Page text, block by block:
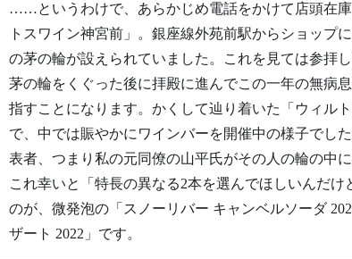
……というわけで、あらかじめ電話をかけて店頭在
トスワイン神宮前」。銀座線外苑前駅からショップ
の茅の輪が設えられていました。これを見ては参拝
茅の輪をくぐった後に拝殿に進んでこの一年の無病
指すことになります。かくして辿り着いた「ウィル
で、中では賑やかにワインバーを開催中の様子でし
表者、つまり私の元同僚の山平氏がその人の輪の中
これ幸いと「特長の異なる2本を選んでほしいんだ
のが、微発泡の「スノーリバー キャンベルソーダ
ザート 2022」です。